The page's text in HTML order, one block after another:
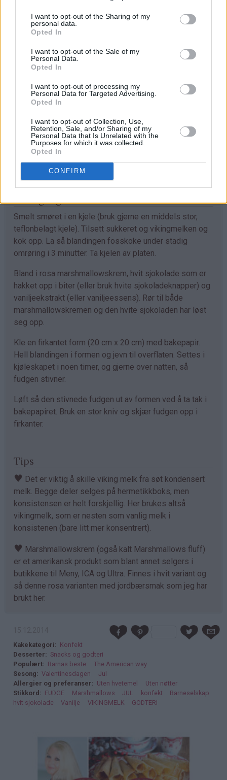
I want to opt-out of the Sharing of my
personal data.
Opted In
I want to opt-out of the Sale of my
Personal Data.
Opted In
I want to opt-out of processing my
Personal Data for Targeted Advertising.
Opted In
I want to opt-out of Collection, Use,
Retention, Sale, and/or Sharing of my
Personal Data that Is Unrelated with the
Purposes for which it was collected.
Opted In
CONFIRM
Ingredienser
6,75 dl sukker
175 g smør
1,75 dl vikingmelk (se tips)
200 g marshmallowskrem med jordbærsmak /
Marshmallows fluff (se tips)
350 g hvit sjokolade
1 ts vaniljeekstrakt
Fremgangsmåte
Smelt smøret i en kjele (bruk gjerne en middels stor,
teflonbelagt kjele). Tilsett sukkeret og vikingmelken og
kok opp. La så blandingen fosskoke under stadig
omrøring i 3 minutter. Ta kjelen av platen.
Bland i rosa marshmallowskrem, hvit sjokolade som er
hakket opp i biter (eller bruk hvite sjokoladeknapper) og
vaniljeekstrakt (eller vaniljeessens). Rør til både
marshmallowskremen og den hvite sjokoladen har løst
seg opp.
Kle en firkantet form (20 cm x 20 cm) med bakepapir.
Hell blandingen i formen og jevn til overflaten. Settes i
kjøleskapet i noen timer, og gjerne over natten, så
fudgen stivner.
Løft så den stivnede fudgen ut av formen ved å ta tak i
bakepapiret. Bruk en stor kniv og skjær fudgen opp i
firkanter.
Tips
♥ Det er viktig å skille viking melk fra søt kondensert
melk. Begge deler selges på hermetikkboks, men
konsistensen er helt forskjellig. Her brukes altså
vikingmelk, som er nesten som vanlig melk i
konsistenen (bare litt mer konsentrert).
♥ Marshmallowskrem (også kalt Marshmallows fluff)
er et amerikansk produkt som blant annet selgers i
butikkene til Meny, ICA og Ultra. Finnes i hvit variant og
så denne rosa varianten med jordbærsmak som jeg har
brukt her.
Kakekategori
Konfekt
Desserter
Snacks og godteri
Populært
Barnas beste
The American way
Sesong
Valentinesdagen
Jul
Allergier og preferanser
Uten hvetemel
Uten nøtter
Stikkord
FUDGE Marshmallows JUL konfekt
Barneselskap
hvit sjokolade
Vanilje VIKINGMELK GODTERI